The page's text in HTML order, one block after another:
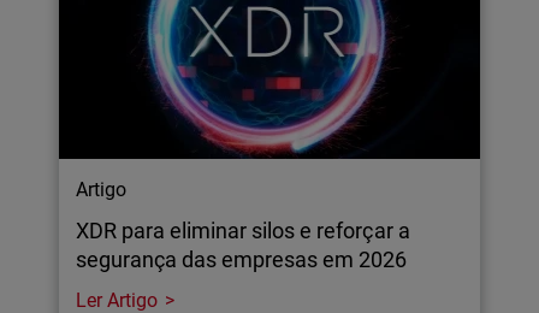
Artigo
XDR para eliminar silos e reforçar a
segurança das empresas em 2026
Ler Artigo